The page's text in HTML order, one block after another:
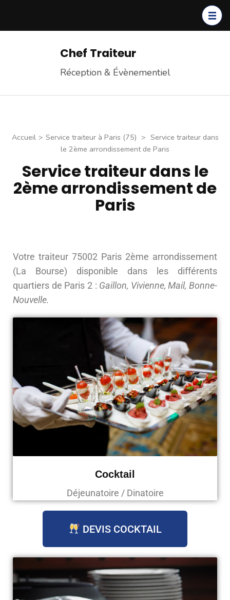
Chef Traiteur
Réception & Évènementiel
Accueil > Service traiteur à Paris (75) > Service traiteur dans
le 2ème arrondissement de Paris
Service traiteur dans le
2ème arrondissement de
Paris
Votre traiteur 75002 Paris 2ème arrondissement
(La Bourse) disponible dans les différents
quartiers de Paris 2 : Gaillon, Vivienne, Mail, Bonne-
Nouvelle.
Cocktail
Déjeunatoire / Dinatoire
DEVIS COCKTAIL